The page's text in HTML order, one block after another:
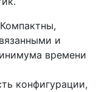
Компактны,
и
времени
конфигурации,